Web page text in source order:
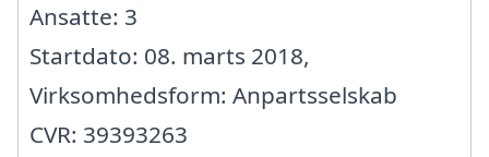
Ansatte: 3
Startdato: 08. marts 2018,
Virksomhedsform: Anpartsselskab
CVR: 39393263